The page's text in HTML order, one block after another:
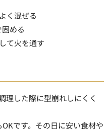
く混ぜる
める
て火を通す
理した際に型崩れしにくく
です。その日に安い食材や